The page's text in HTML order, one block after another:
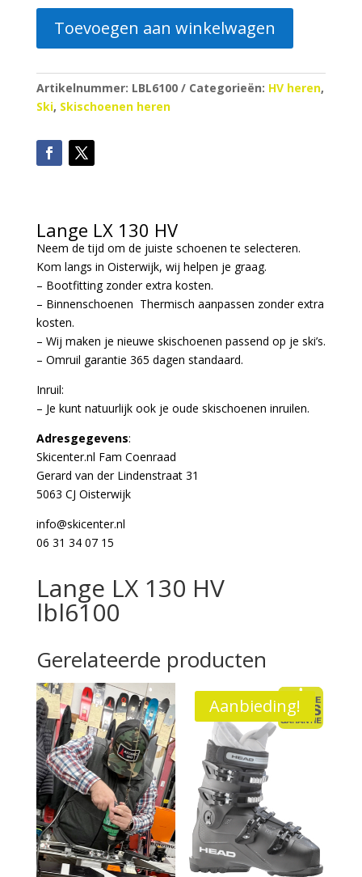
Toevoegen aan winkelwagen
Artikelnummer: LBL6100 Categorieën: HV heren,
Ski, Skischoenen heren
Lange LX 130 HV
Neem de tijd om de juiste schoenen te selecteren.
Kom langs in Oisterwijk, wij helpen je graag.
– Bootfitting zonder extra kosten.
– Binnenschoenen Thermisch aanpassen zonder extra
kosten.
– Wij maken je nieuwe skischoenen passend op je ski’s.
– Omruil garantie 365 dagen standaard.
Inruil:
– Je kunt natuurlijk ook je oude skischoenen inruilen.
Adresgegevens:
Skicenter.nl Fam Coenraad
Gerard van der Lindenstraat 31
5063 CJ Oisterwijk
info@skicenter.nl
06 31 34 07 15
Lange LX 130 HV
lbl6100
Gerelateerde producten
Aanbieding!